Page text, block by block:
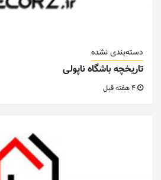
دسته‌بندی نشده
تاریخچه باشگاه ناپولی